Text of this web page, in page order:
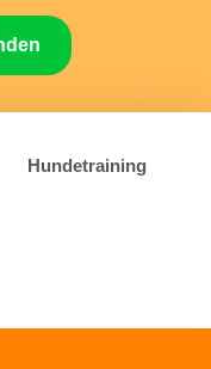
Hundetraining